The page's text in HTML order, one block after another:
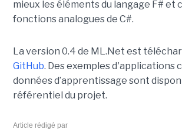
mieux les éléments du langage F# et
fonctions analogues de C#.
La version 0.4 de ML.Net est
GitHub. Des exemples d'applications
données d’apprentissage sont
référentiel du projet.
Article rédigé par